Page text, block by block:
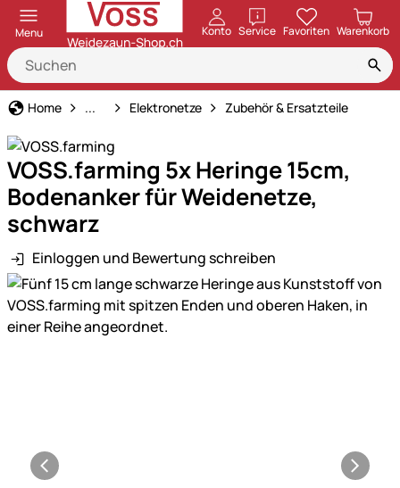
Menu Konto ServiceöffnenFavoriten Warenkorb
Home Weidezaun
... Elektronetze Zubehör & Ersatzteile
VOSS.farming 5x Heringe 15cm,
Bodenanker für Weidenetze,
schwarz
Einloggen und Bewertung schreiben
Produktgalerie